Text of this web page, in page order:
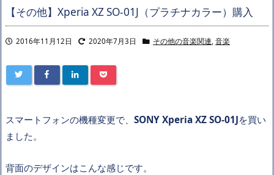
【その他】Xperia XZ SO-01J（プラチナカラー）購入
2016年11月12日 2020年7月3日 その他の音楽関連, 音楽
スマートフォンの機種変更で、 SONY Xperia XZ SO-01Jを買い
ました。
背面のデザインはこんな感じです。